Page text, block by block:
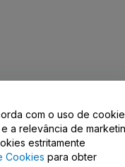
com o uso de
a relevância de
estritamente
Cookies para obter